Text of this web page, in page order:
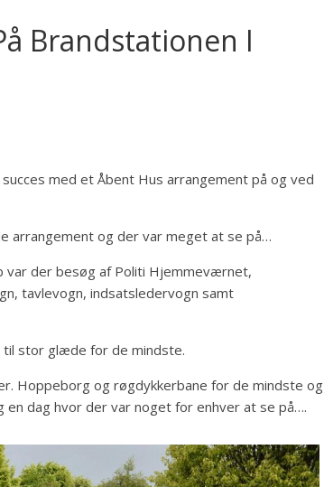
Brandstationen I
med et Åbent Hus arrangement på og ved
arrangement og der var meget at se på…
var der besøg af Politi Hjemmeværnet,
tavlevogn, indsatsledervogn samt
til stor glæde for de mindste.
Hoppeborg og røgdykkerbane for de mindste og
dag hvor der var noget for enhver at se på….